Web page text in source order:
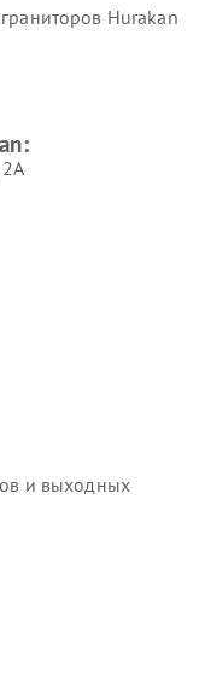
Hurakan
2А
и выходных